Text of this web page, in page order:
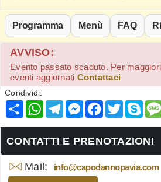
Programma Menù FAQ
AVVISO:
Evento passato scaduto. Per
eventi aggiornati Contattaci
Condividi:
Condividi
WhatsApp
Telegram
Messenger
Facebook
Twitter
CONTATTI E PRENOTAZIONI
Mail: info@capodannopavia.com